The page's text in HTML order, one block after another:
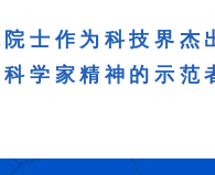
士作为科技界杰
科学家精神的示